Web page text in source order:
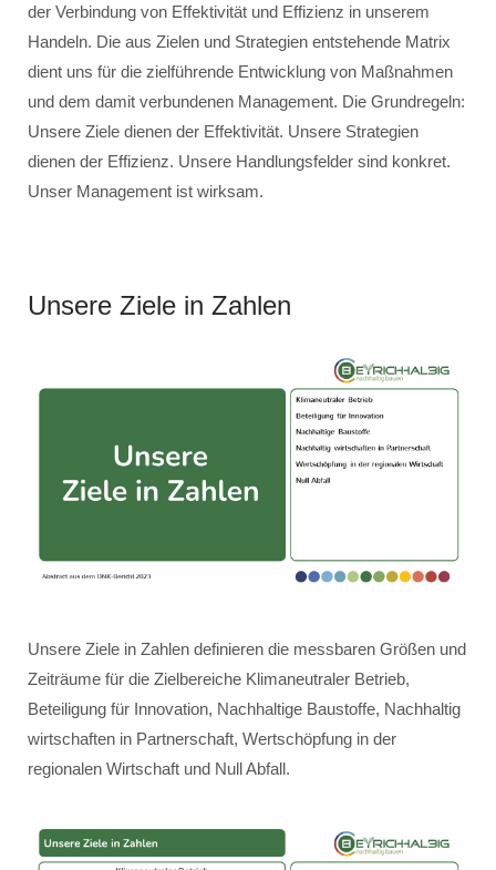
der Verbindung von Effektivität und Effizienz in unserem
Handeln. Die aus Zielen und Strategien entstehende Matrix
dient uns für die zielführende Entwicklung von Maßnahmen
und dem damit verbundenen Management. Die Grundregeln:
Unsere Ziele dienen der Effektivität. Unsere Strategien
dienen der Effizienz. Unsere Handlungsfelder sind konkret.
Unser Management ist wirksam.
Unsere Ziele in Zahlen
Unsere Ziele in Zahlen definieren die messbaren Größen und
Zeiträume für die Zielbereiche Klimaneutraler Betrieb,
Beteiligung für Innovation, Nachhaltige Baustoffe, Nachhaltig
wirtschaften in Partnerschaft, Wertschöpfung in der
regionalen Wirtschaft und Null Abfall.